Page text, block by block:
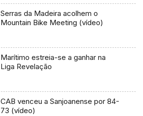
Serras da Madeira acolhem o
Mountain Bike Meeting (vídeo)
Marítimo estreia-se a ganhar na
Liga Revelação
CAB venceu a Sanjoanense por 84-
73 (vídeo)